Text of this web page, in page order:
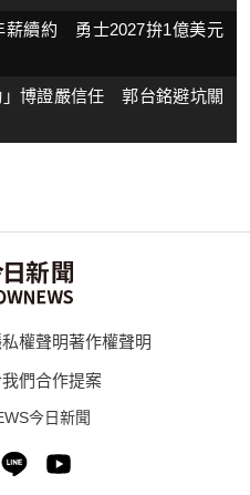
薪續約 勇士2027拚1億美元
」博證嚴信任 郭台銘避坑關
權聲明著作權聲明
們合作提案
今日新聞